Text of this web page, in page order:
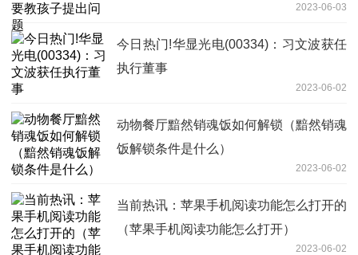
2023-06-03
今日热门!华显光电(00334)：习文波获任
执行董事
2023-06-02
动物餐厅黯然销魂饭如何解锁（黯然销魂
饭解锁条件是什么）
2023-06-02
当前热讯：苹果手机阅读功能怎么打开的
（苹果手机阅读功能怎么打开）
2023-06-02